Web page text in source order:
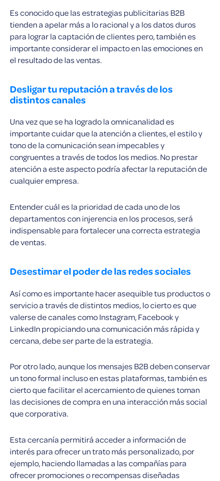
Es conocido que las estrategias publicitarias B2B
tienden a apelar más a lo racional y a los datos duros
para lograr la captación de clientes pero, también es
importante considerar el impacto en las emociones en
el resultado de las ventas.
Desligar tu reputación a través de los
distintos canales
Una vez que se ha logrado la omnicanalidad es
importante cuidar que la atención a clientes, el estilo y
tono de la comunicación sean impecables y
congruentes a través de todos los medios. No prestar
atención a este aspecto podría afectar la reputación de
cualquier empresa.
Entender cuál es la prioridad de cada uno de los
departamentos con injerencia en los procesos, será
indispensable para fortalecer una correcta estrategia
de ventas.
Desestimar el poder de las redes sociales
Así como es importante hacer asequible tus productos o
servicio a través de distintos medios, lo cierto es que
valerse de canales como Instagram, Facebook y
LinkedIn propiciando una comunicación más rápida y
cercana, debe ser parte de la estrategia.
Por otro lado, aunque los mensajes B2B deben conservar
un tono formal incluso en estas plataformas, también es
cierto que facilitar el acercamiento de quienes toman
las decisiones de compra en una interacción más social
que corporativa.
Esta cercanía permitirá acceder a información de
interés para ofrecer un trato más personalizado, por
ejemplo, haciendo llamadas a las compañías para
ofrecer promociones o recompensas diseñadas